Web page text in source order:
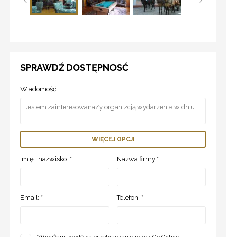
SPRAWDŹ DOSTĘPNOSĆ
Wiadomość:
WIĘCEJ OPCJI
Imię i nazwisko: * Nazwa firmy *:
Email: * Telefon: *